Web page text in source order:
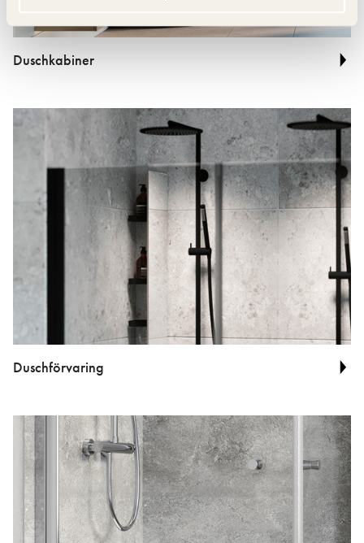
Duschkabiner
Duschförvaring